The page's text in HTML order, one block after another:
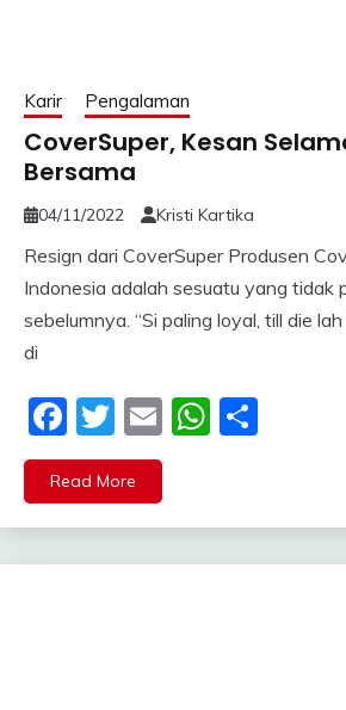
Karir Pengalaman
CoverSuper, Kesan
Bersama
04/11/2022 Kristi Kartika
Resign dari CoverSuper Produsen
Indonesia adalah sesuatu yang tidak
sebelumnya. “Si paling loyal, till die
di
Facebook
Twitter
Email
Read More